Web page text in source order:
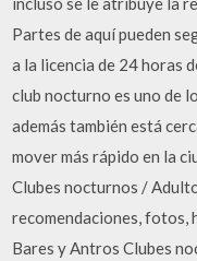
Partes de aquí pueden
a la licencia de 24 horas
club nocturno es uno de
además también está
mover más rápido en la
Clubes nocturnos /
recomendaciones, fotos,
Bares y Antros Clubes